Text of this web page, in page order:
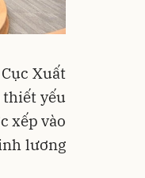
Xuất
thiết yếu
xếp vào
lương